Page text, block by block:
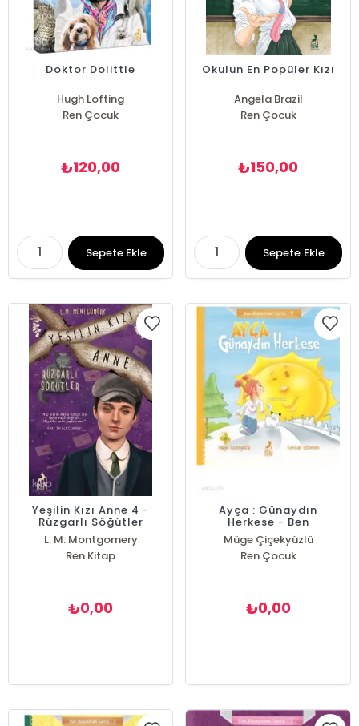
Doktor Dolittle
Hugh Lofting
Ren Çocuk
₺120,00
Sepete Ekle
Okulun En Popüler Kızı
Angela Brazil
Ren Çocuk
₺150,00
Sepete Ekle
Yeşilin Kızı Anne 4 -
Rüzgarlı Söğütler
L. M. Montgomery
Ren Kitap
₺0,00
Ayça : Günaydın
Herkese - Ben
Büyüyorum Serisi 4
Müge Çiçekyüzlü
Ren Çocuk
₺0,00